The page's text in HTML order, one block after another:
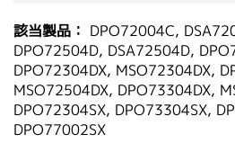
該当製品： DPO72004C,
DPO72504D, DSA72504D,
DPO72304DX, MSO72304DX,
MSO72504DX, DPO73304DX,
DPO72304SX, DPO73304SX,
DPO77002SX